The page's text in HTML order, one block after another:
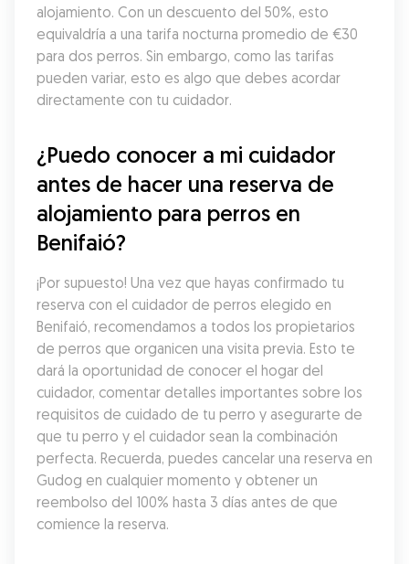
alojamiento. Con un descuento del 50%, esto
equivaldría a una tarifa nocturna promedio de €30
para dos perros. Sin embargo, como las tarifas
pueden variar, esto es algo que debes acordar
directamente con tu cuidador.
¿Puedo conocer a mi cuidador
antes de hacer una reserva de
alojamiento para perros en
Benifaió?
¡Por supuesto! Una vez que hayas confirmado tu
reserva con el cuidador de perros elegido en
Benifaió, recomendamos a todos los propietarios
de perros que organicen una visita previa. Esto te
dará la oportunidad de conocer el hogar del
cuidador, comentar detalles importantes sobre los
requisitos de cuidado de tu perro y asegurarte de
que tu perro y el cuidador sean la combinación
perfecta. Recuerda, puedes cancelar una reserva en
Gudog en cualquier momento y obtener un
reembolso del 100% hasta 3 días antes de que
comience la reserva.